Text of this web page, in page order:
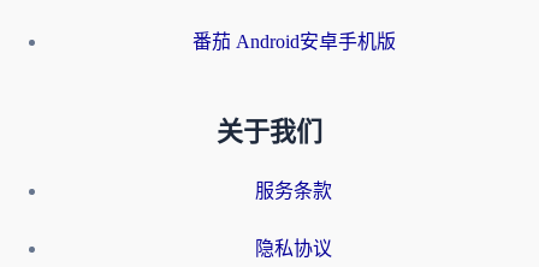
番茄 Android安卓手机版
关于我们
服务条款
隐私协议